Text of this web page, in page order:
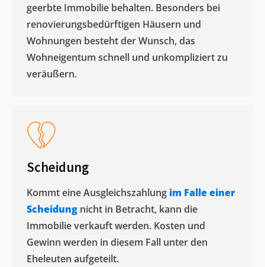
geerbte Immobilie behalten. Besonders bei
renovierungsbedürftigen Häusern und
Wohnungen besteht der Wunsch, das
Wohneigentum schnell und unkompliziert zu
veräußern. ​
Scheidung
Kommt eine Ausgleichszahlung im Falle einer
Scheidung nicht in Betracht, kann die
Immobilie verkauft werden. Kosten und
Gewinn werden in diesem Fall unter den
Eheleuten aufgeteilt.​